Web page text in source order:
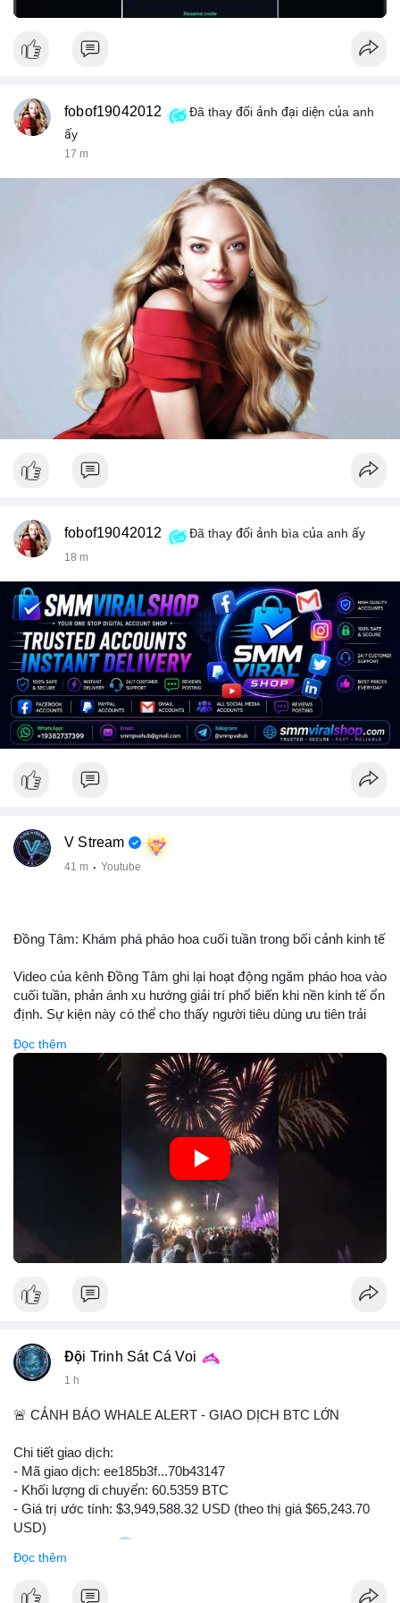
fobof19042012
Đã thay đổi ảnh đại diện của anh
ấy
17 m
fobof19042012 Đã thay đổi ảnh bìa của anh ấy
18 m
V Stream
41 m · Youtube
Đồng Tâm: Khám phá pháo hoa cuối tuần trong bối cảnh kinh tế
Video của kênh Đồng Tâm ghi lại hoạt động ngắm pháo hoa vào
cuối tuần, phản ánh xu hướng giải trí phổ biến khi nền kinh tế ổn
định. Sự kiện này có thể cho thấy người tiêu dùng ưu tiên trải
suất ổn định và thị trường crypto ổn định, hoạt động giải trí như
vậy thường tăng trưởng khi người dân có khả năng chi tiêu. Tuy
nhiên, sự ưu tiên giải trí có thể ảnh hưởng đến tỷ lệ tiết kiệm
hoặc đầu tư vào crypto nếu người tiêu dùng chuyển hướng ngân
🎥 Xem video trực tiếp tại:
Đọc thêm
Đội Trinh Sát Cá Voi
1 h
🚨 CẢNH BÁO WHALE ALERT - GIAO DỊCH BTC LỚN
Chi tiết giao dịch:
- Mã giao dịch: ee185b3f...70b43147
- Khối lượng di chuyển: 60.5359 BTC
- Giá trị ước tính: $3,949,588.32 USD (theo thị giá $65,243.70
USD)
Nhận định phân tích:
Đọc thêm